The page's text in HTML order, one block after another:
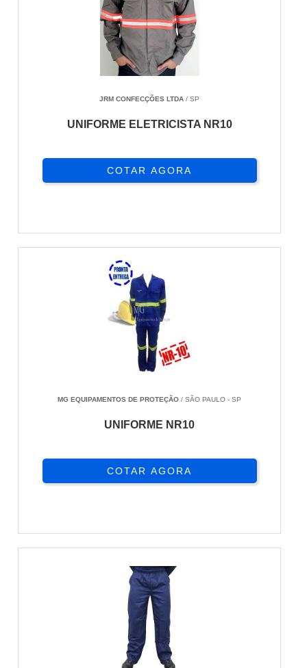
JRM CONFECÇÕES LTDA / SP
UNIFORME ELETRICISTA NR10
COTAR AGORA
MG EQUIPAMENTOS DE PROTEÇÃO / SÃO PAULO - SP
UNIFORME NR10
COTAR AGORA